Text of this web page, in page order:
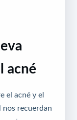
acné
el acné y el
nos recuerdan